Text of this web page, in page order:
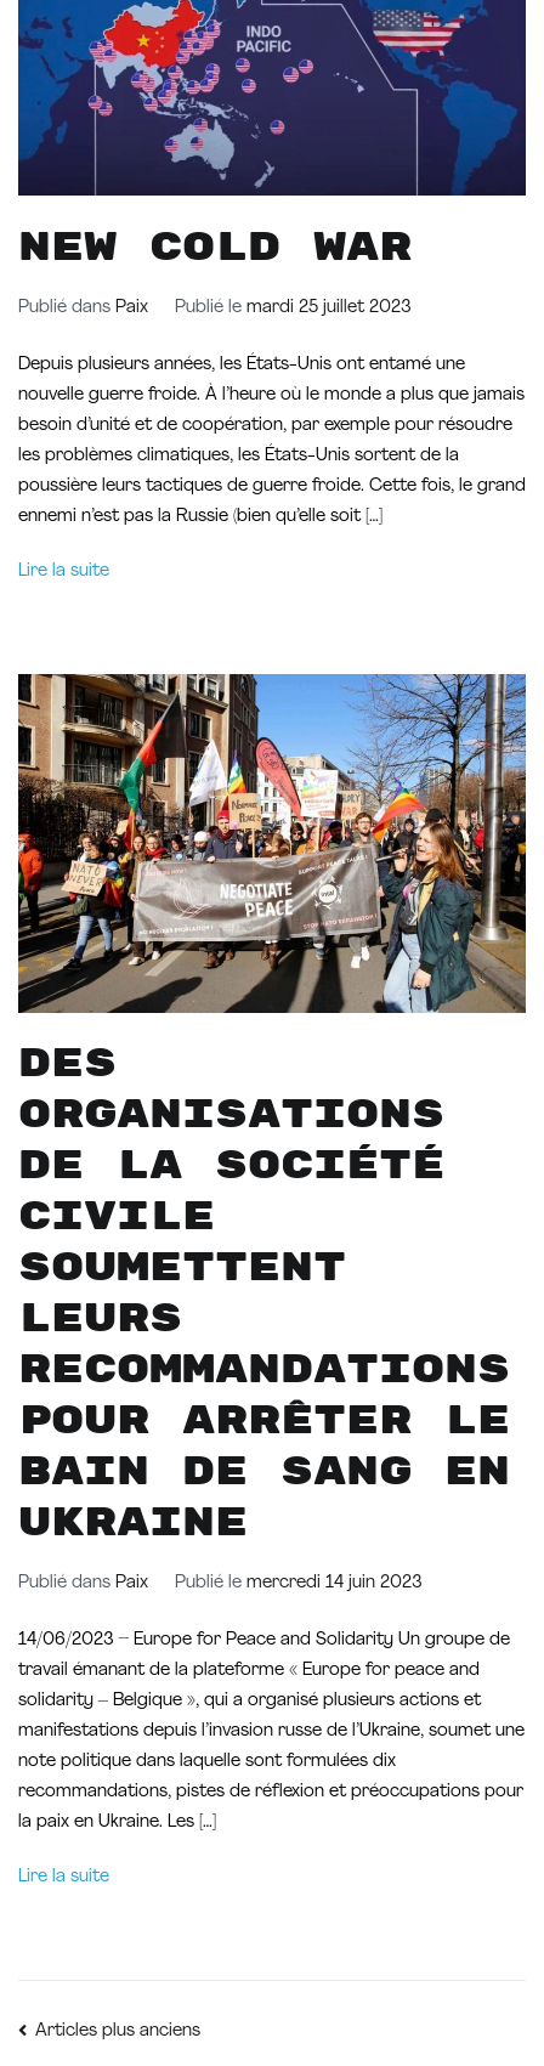
New Cold War
Publié dans Paix Publié le mardi 25 juillet 2023
Depuis plusieurs années, les États-Unis ont entamé une
nouvelle guerre froide. À l’heure où le monde a plus que jamais
besoin d’unité et de coopération, par exemple pour résoudre
les problèmes climatiques, les États-Unis sortent de la
poussière leurs tactiques de guerre froide. Cette fois, le grand
ennemi n’est pas la Russie (bien qu’elle soit […]
Lire la suite
Des
organisations
de la société
civile
soumettent
leurs
recommandations
pour arrêter le
bain de sang en
Ukraine
Publié dans Paix Publié le mercredi 14 juin 2023
14/06/2023 – Europe for Peace and Solidarity Un groupe de
travail émanant de la plateforme « Europe for peace and
solidarity – Belgique », qui a organisé plusieurs actions et
manifestations depuis l’invasion russe de l’Ukraine, soumet une
note politique dans laquelle sont formulées dix
recommandations, pistes de réflexion et préoccupations pour
la paix en Ukraine. Les […]
Lire la suite
Navigation
Articles plus anciens